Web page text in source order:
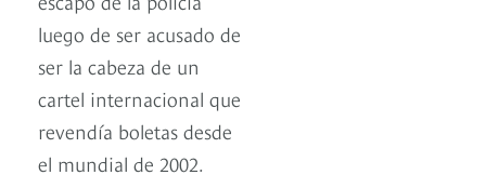
luego de ser acusado de
ser la cabeza de un
cartel internacional que
revendía boletas desde
el mundial de 2002.